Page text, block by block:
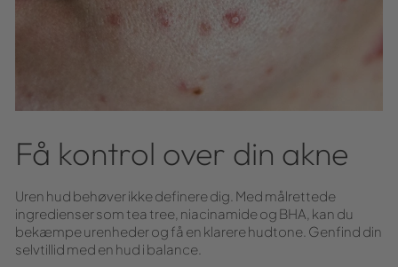
Få kontrol over din akne
Uren hud behøver ikke definere dig. Med målrettede
ingredienser som tea tree, niacinamide og BHA, kan du
bekæmpe urenheder og få en klarere hudtone. Genfind din
selvtillid med en hud i balance.